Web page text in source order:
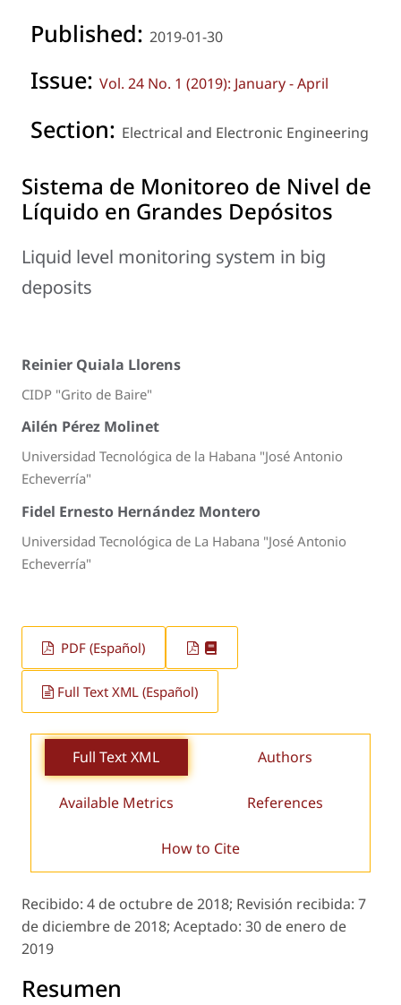
Published: 2019-01-30
Issue: Vol. 24 No. 1 (2019): January - April
Section: Electrical and Electronic Engineering
Sistema de Monitoreo de Nivel de
Líquido en Grandes Depósitos
Liquid level monitoring system in big
deposits
Reinier Quiala Llorens
CIDP "Grito de Baire"
Ailén Pérez Molinet
Universidad Tecnológica de la Habana "José Antonio
Echeverría"
Fidel Ernesto Hernández Montero
Universidad Tecnológica de La Habana "José Antonio
Echeverría"
PDF (Español)
Full Text XML (Español)
Full Text XML Authors
Available Metrics References
How to Cite
Recibido: 4 de octubre de 2018; Revisión recibida: 7
de diciembre de 2018; Aceptado: 30 de enero de
2019
Resumen